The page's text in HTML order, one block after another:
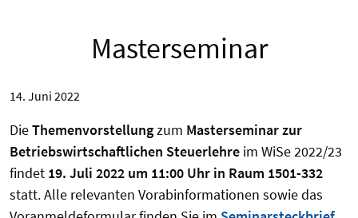
Masterseminar
14. Juni 2022
DieThemenvorstellungzum Masterseminar zur
Betriebswirtschaftlichen Steuerlehre im WiSe 2022/23
findet 19. Juli 2022 um 11:00 Uhr in Raum 1501-332
statt. Alle relevanten Vorabinformationen sowie das